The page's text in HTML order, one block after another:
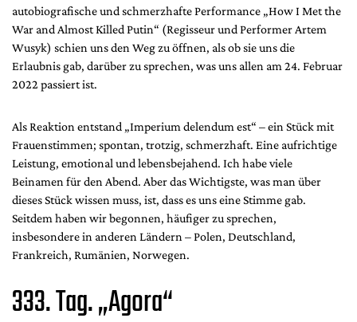
autobiografische und schmerzhafte Performance „How I Met the
War and Almost Killed Putin“ (Regisseur und Performer Artem
Wusyk) schien uns den Weg zu öffnen, als ob sie uns die
Erlaubnis gab, darüber zu sprechen, was uns allen am 24. Februar
2022 passiert ist.
Als Reaktion entstand „Imperium delendum est“ – ein Stück mit
Frauenstimmen; spontan, trotzig, schmerzhaft. Eine aufrichtige
Leistung, emotional und lebensbejahend. Ich habe viele
Beinamen für den Abend. Aber das Wichtigste, was man über
dieses Stück wissen muss, ist, dass es uns eine Stimme gab.
Seitdem haben wir begonnen, häufiger zu sprechen,
insbesondere in anderen Ländern – Polen, Deutschland,
Frankreich, Rumänien, Norwegen.
333. Tag. „Agora“